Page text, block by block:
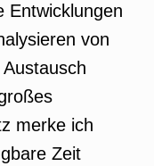
Entwicklungen
von
merke ich
Zeit